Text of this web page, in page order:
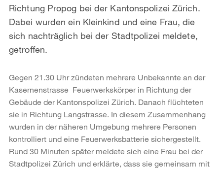
Richtung Propog bei der Kantonspolizei Zürich.
Dabei wurden ein Kleinkind und eine Frau, die
sich nachträglich bei der Stadtpolizei meldete,
getroffen.
Gegen 21.30 Uhr zündeten mehrere Unbekannte an der
Kasernenstrasse Feuerwerkskörper in Richtung der
Gebäude der Kantonspolizei Zürich. Danach flüchteten
sie in Richtung Langstrasse. In diesem Zusammenhang
wurden in der näheren Umgebung mehrere Personen
kontrolliert und eine Feuerwerksbatterie sichergestellt.
Rund 30 Minuten später meldete sich eine Frau bei der
Stadtpolizei Zürich und erklärte, dass sie gemeinsam mit